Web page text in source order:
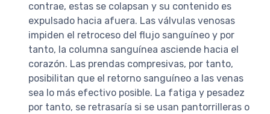
contrae, estas se colapsan y su contenido es
expulsado hacia afuera. Las válvulas venosas
impiden el retroceso del flujo sanguíneo y por
tanto, la columna sanguínea asciende hacia el
corazón. Las prendas compresivas, por tanto,
posibilitan que el retorno sanguíneo a las venas
sea lo más efectivo posible. La fatiga y pesadez
por tanto, se retrasaría si se usan pantorrilleras o